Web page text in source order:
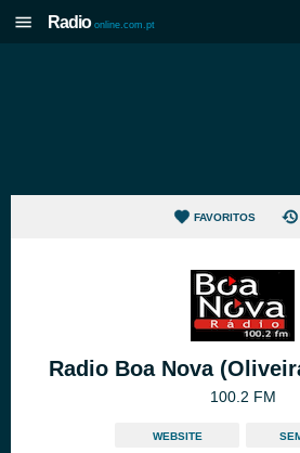
Radio online.com.pt
FAVORITOS
Radio Boa Nova
100.2 FM
WEBSITE